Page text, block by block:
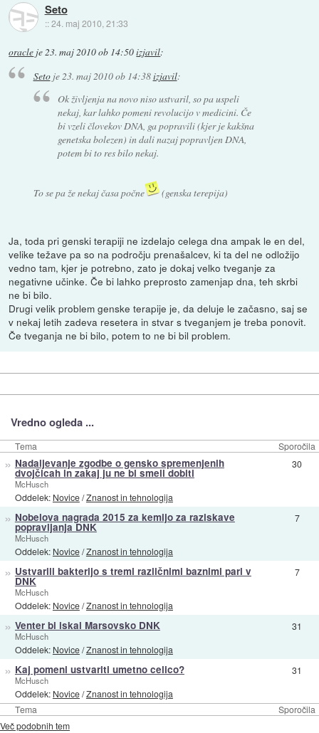
Seto
::24. maj 2010, 21:33
oracle je23. maj 2010 ob 14:50izjavil:
Setoje 23. maj 2010 ob 14:38izjavil:
Ok življenja na novo niso ustvaril, so pa uspeli
nekaj, kar lahko pomeni revolucijo v medicini. Če
bi vzeli človekov DNA, ga popravili (kjer je kakšna
genetska bolezen) in dali nazaj popravljen DNA,
potem bi to res bilo nekaj.
To se pa že nekaj časa počne (genska terepija)
Ja, toda pri genski terapiji ne izdelajo celega dna ampak le en del,
velike težave pa so na področju prenašalcev, ki ta del ne odložijo
vedno tam, kjer je potrebno, zato je dokaj velko tveganje za
negativne učinke. Če bi lahko preprosto zamenjap dna, teh skrbi
ne bi bilo.
Drugi velik problem genske terapije je, da deluje le začasno, saj se
v nekaj letih zadeva resetera in stvar s tveganjem je treba ponovit.
Če tveganja ne bi bilo, potem to ne bi bil problem.
Vredno ogleda ...
Tema Sporočila
Tema Sporočila
» Nadaljevanje zgodbe o gensko spremenjenih
dvojčicah in zakaj ju ne bi smeli dobiti
McHusch
Oddelek: Novice/Znanost in tehnologija
30
» Nobelova nagrada 2015 za kemijo za raziskave
popravljanja DNK
McHusch
Oddelek: Novice/Znanost in tehnologija
7
» Ustvarili bakterijo s tremi različnimi baznimi pari v
DNK
McHusch
Oddelek: Novice/Znanost in tehnologija
7
» Venter bi iskal Marsovsko DNK
McHusch
Oddelek: Novice/Znanost in tehnologija
31
» Kaj pomeni ustvariti umetno celico?
McHusch
Oddelek: Novice/Znanost in tehnologija
31
Več podobnih tem